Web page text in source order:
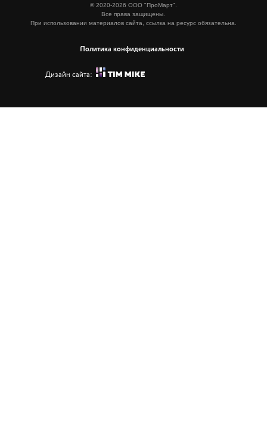
© 2020-2026 ООО "ПроМарт".
Все права защищены.
При использовании материалов сайта, ссылка на ресурс обязательна.
Политика конфиденциальности
Дизайн сайта: